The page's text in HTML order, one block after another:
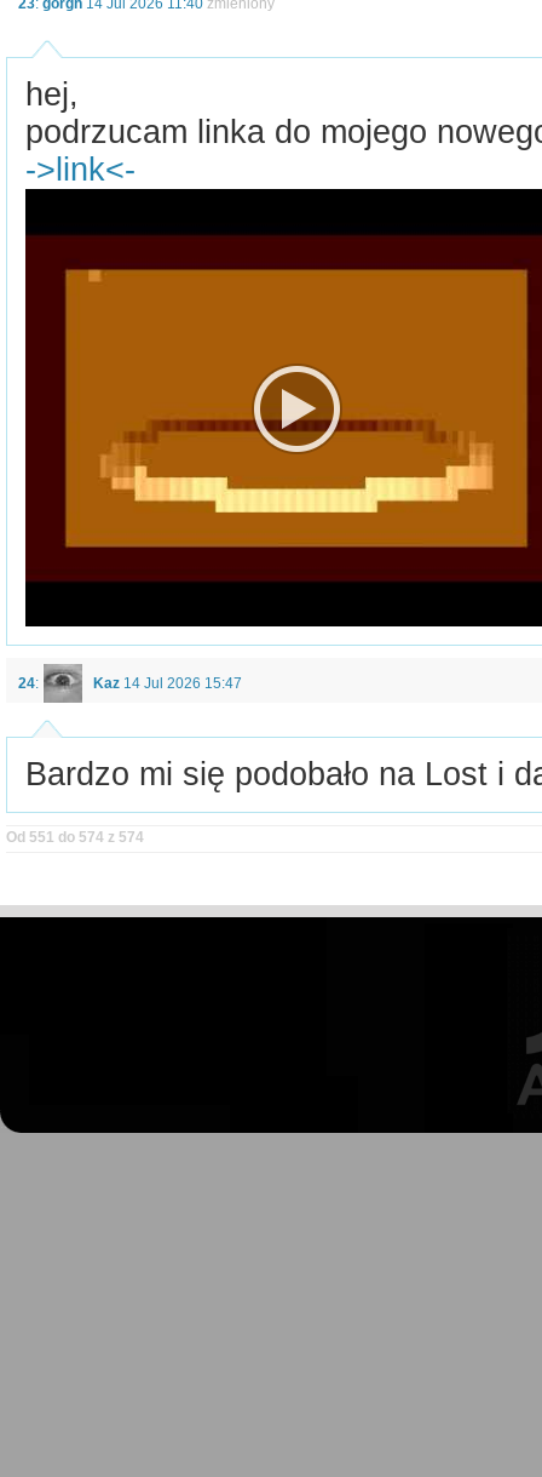
23: gorgh 14 Jul 2026 11:40 zmieniony
hej,
podrzucam linka do mojego
->link<-
24: Kaz 14 Jul 2026 15:47
Bardzo mi się podobało na Lost i
Od 551 do 574 z 574